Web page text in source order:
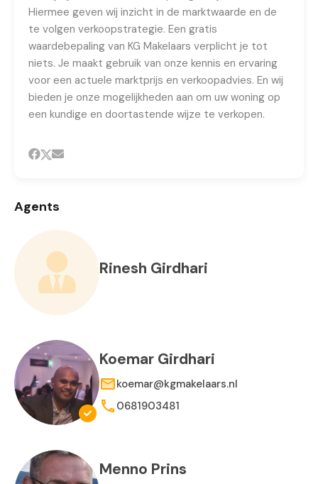
Hiermee geven wij inzicht in de marktwaarde en de
te volgen verkoopstrategie. Een gratis
waardebepaling van KG Makelaars verplicht je tot
niets. Je maakt gebruik van onze kennis en ervaring
voor een actuele marktprijs en verkoopadvies. En wij
bieden je onze mogelijkheden aan om uw woning op
een kundige en doortastende wijze te verkopen.
Agents
Rinesh Girdhari
Koemar Girdhari
koemar@kgmakelaars.nl
0681903481
Menno Prins